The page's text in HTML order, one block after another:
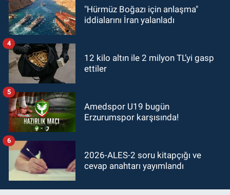
"Hürmüz Boğazı için anlaşma"
iddialarını İran yalanladı
12 kilo altın ile 2 milyon TL’yi gasp
ettiler
4
Amedspor U19 bugün
Erzurumspor karşısında!
5
2026-ALES-2 soru kitapçığı ve
cevap anahtarı yayımlandı
6